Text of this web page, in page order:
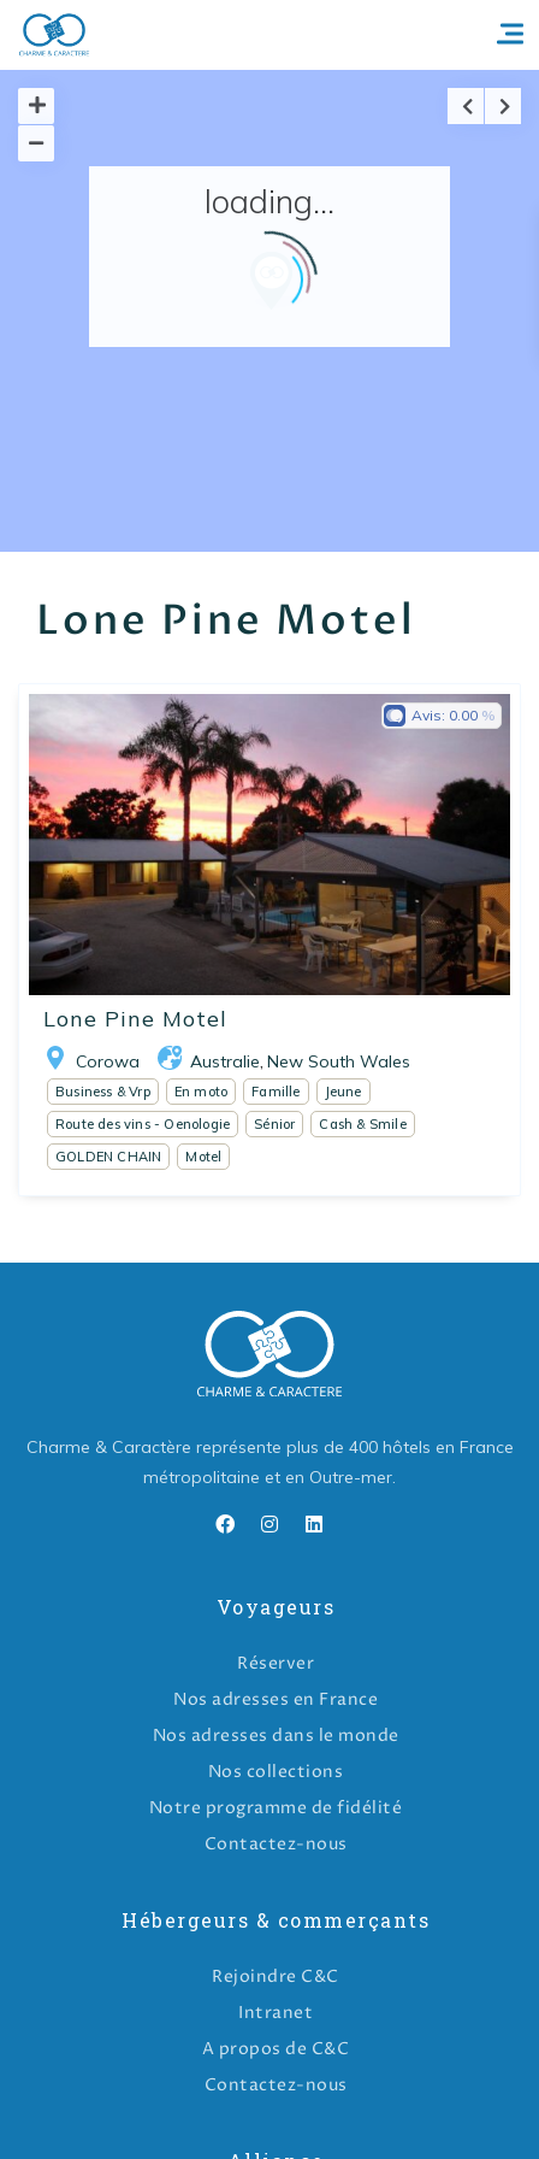
Accueil
Nos adresses en France
loading...
Lone Pine Motel
Lone Pine Motel
Corowa Australie New South Wales
Avis: 0.00
Business & Vrp En moto Famille
Jeune
Route des vins - Oenologie
Sénior
Cash & Smile
GOLDEN CHAIN
Motel
Charme & Caractère représente plus de 400 hôtels en France
métropolitaine et en Outre-mer.
Voyageurs
Réserver
Nos adresses en France
Nos adresses dans le monde
Nos collections
Notre programme de fidélité
Contactez-nous
Hébergeurs & commerçants
Rejoindre C&C
Intranet
A propos de C&C
Contactez-nous